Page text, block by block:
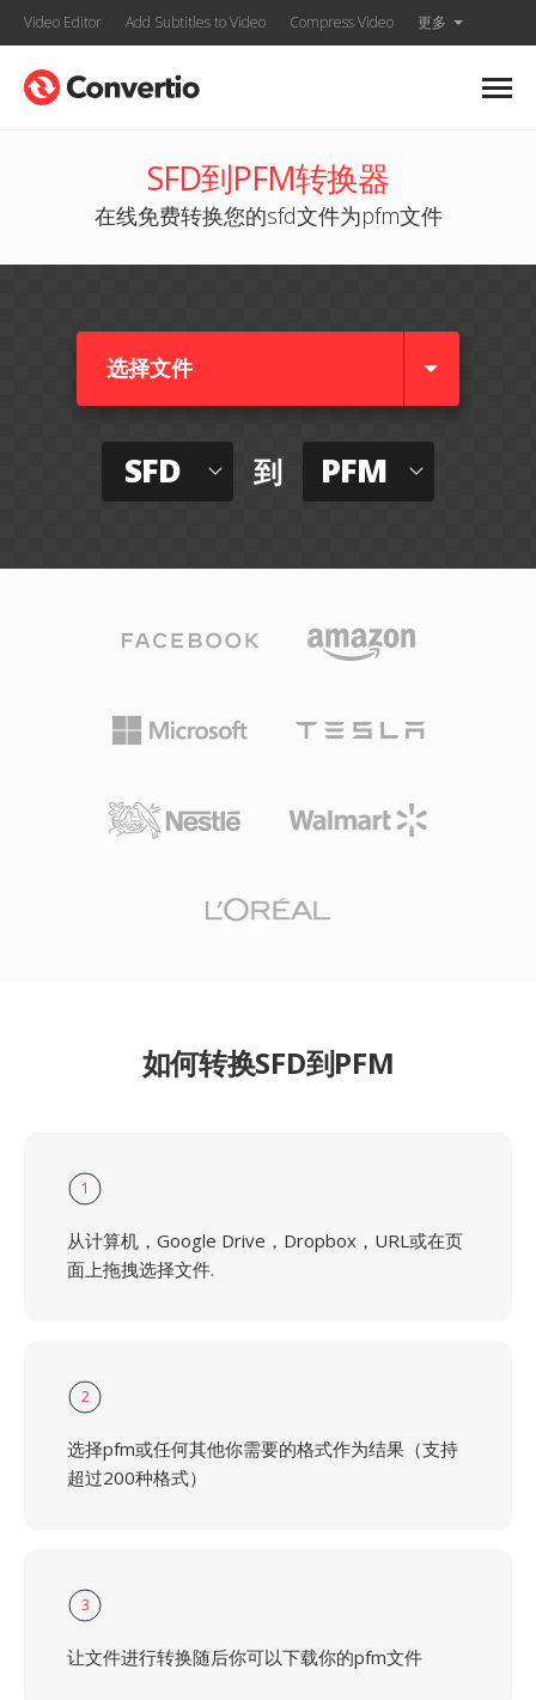
Video Editor Add Subtitles to Video Compress Video 更多
SFD到PFM转换器
在线免费转换您的sfd文件为pfm文件
选择文件
SFD 到 PFM
如何转换SFD到PFM
1
从计算机，Google Drive，Dropbox，URL或在页
面上拖拽选择文件.
2
选择pfm或任何其他你需要的格式作为结果（支持
超过200种格式）
3
让文件进行转换随后你可以下载你的pfm文件